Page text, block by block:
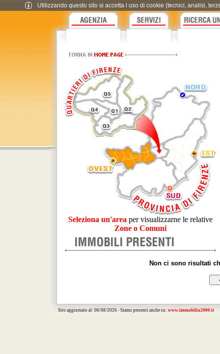
Seleziona un'area per visualizzarne le relative
Zone o Comuni
Non ci sono risultati
Sito aggiornato al: 06/08/2026 - Siamo presenti anche su: www.immobilia2000.it
Utilizzando questo sito si accetta l uso di cookie (tecnici, analisi,